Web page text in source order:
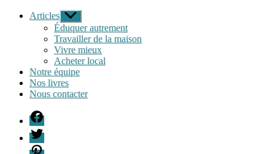
Articles Afficher
le
sous-
menu
Éduquer autrement
Travailler de la maison
Vivre mieux
Acheter local
Notre équipe
Nos livres
Nous contacter
F
T
P